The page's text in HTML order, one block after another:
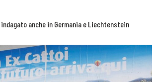
anche in Germania e Liechtenstein